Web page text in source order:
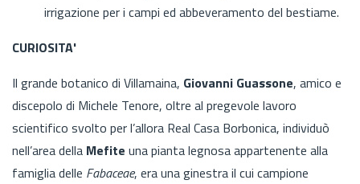
irrigazione per i campi ed abbeveramento del bestiame.
CURIOSITA'
Il grande botanico di Villamaina, Giovanni Guassone, amico e
discepolo di Michele Tenore, oltre al pregevole lavoro
scientifico svolto per l’allora Real Casa Borbonica, individuò
nell’area della Mefite una pianta legnosa appartenente alla
famiglia delle Fabaceae, era una ginestra il cui campione